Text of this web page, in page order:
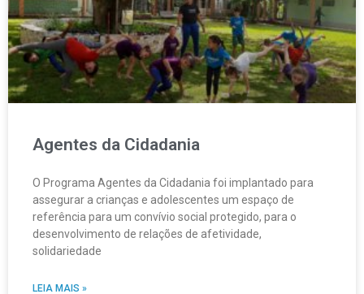
Agentes da Cidadania
O Programa Agentes da Cidadania foi implantado para
assegurar a crianças e adolescentes um espaço de
referência para um convívio social protegido, para o
desenvolvimento de relações de afetividade,
solidariedade
LEIA MAIS »